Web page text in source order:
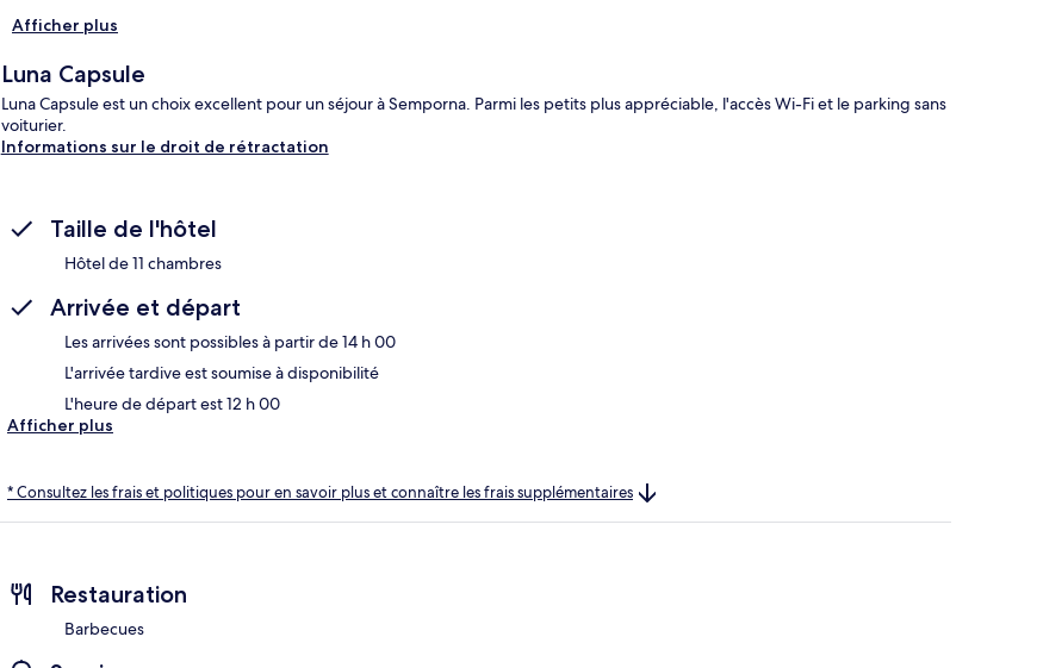
Afficher plus
Luna Capsule
Luna Capsule est un choix excellent pour un séjour à Semporna. Parmi les petits plus appréciable, l'accès Wi-Fi et le parking sans
voiturier.
Informations sur le droit de rétractation
Taille de l'hôtel
Hôtel de 11 chambres
Arrivée et départ
Les arrivées sont possibles à partir de 14 h 00
L'arrivée tardive est soumise à disponibilité
L'heure de départ est 12 h 00
Afficher plus
* Consultez les frais et politiques pour en savoir plus et connaître les frais supplémentaires
Restauration
Barbecues